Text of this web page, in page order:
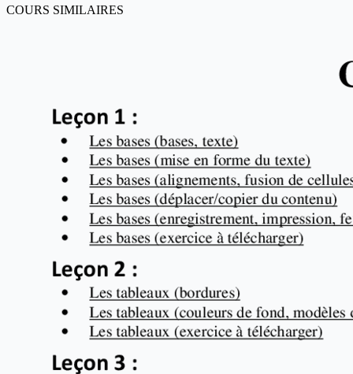
COURS SIMILAIRES